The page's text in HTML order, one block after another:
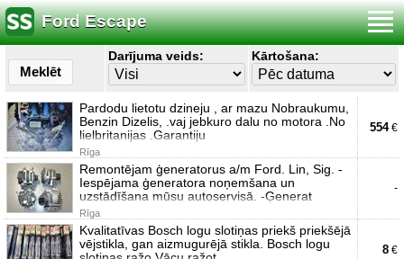
Ford Escape
Meklēt
Darījuma veids: Kārtošana:
Pardodu lietotu dzineju , ar mazu Nobraukumu,
Benzin Dizelis, .vaj jebkuro dalu no motora .No
lielbritanijas .Garantiju
Rīga
554€
Remontējam ģeneratorus a/m Ford. Lin, Sig. -
Iespējama ģeneratora noņemšana un
uzstādīšana mūsu autoservisā. -Ģenerat
Rīga
-
Kvalitatīvas Bosch logu slotiņas priekš priekšējā
vējstikla, gan aizmugurējā stikla. Bosch logu
8 €